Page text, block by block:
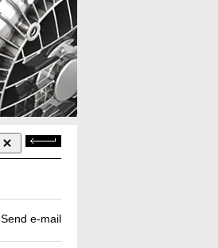
Späť
Send e-mail